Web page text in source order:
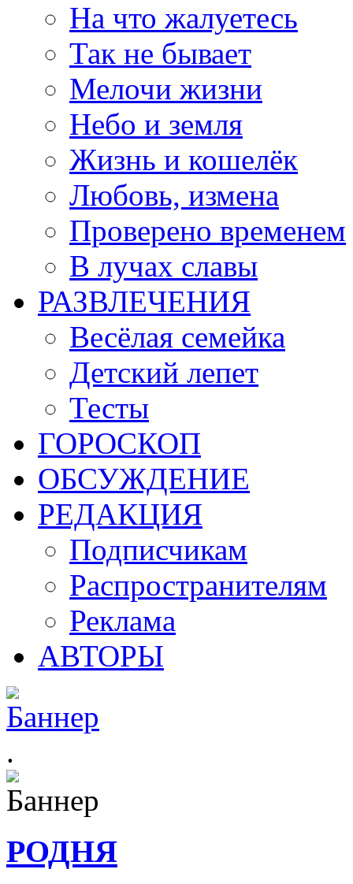
На что жалуетесь
Так не бывает
Мелочи жизни
Небо и земля
Жизнь и кошелёк
Любовь, измена
Проверено временем
В лучах славы
РАЗВЛЕЧЕНИЯ
Весёлая семейка
Детский лепет
Тесты
ГОРОСКОП
ОБСУЖДЕНИЕ
РЕДАКЦИЯ
Подписчикам
Распространителям
Реклама
АВТОРЫ
.
РОДНЯ